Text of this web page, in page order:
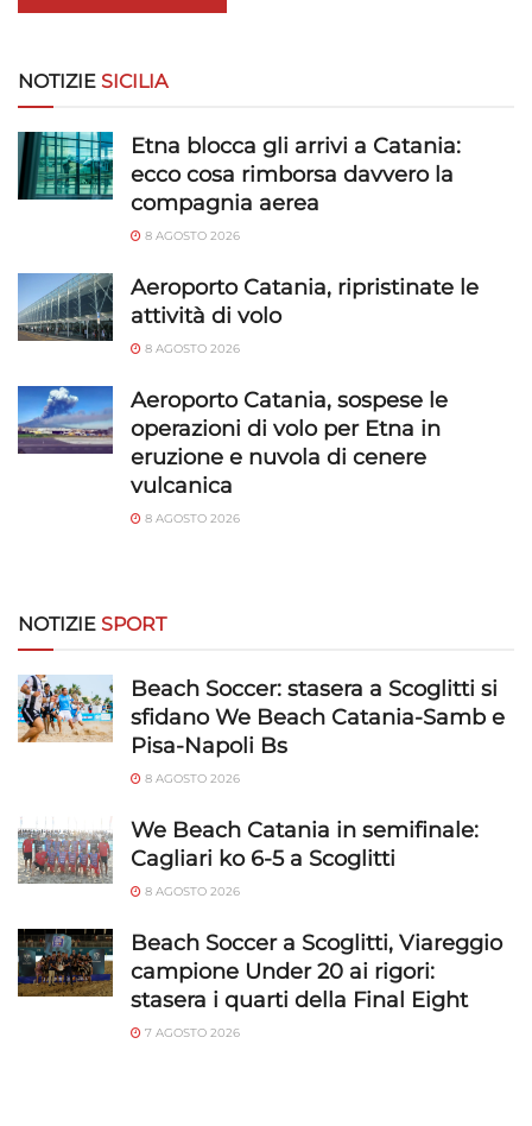
Funzionalità
Abbinare e combinare dati provenienti da altre
fonti di dati, Collegare diversi dispositivi,
Identificare i dispositivi in base alle informazioni
trasmesse automaticamente.
Utilizzare dati di geolocalizzazione precisi,
Riconoscere i dispositivi in base a informazioni
richieste attivamente.
Garantire la sicurezza, prevenire e
rilevare frodi, correggere errori, Erogare
e presentare pubblicità e contenuto,
Salvare e comunicare le scelte sulla
Sempre attivo
NOTIZIE SICILIA
Etna blocca gli arrivi a Catania:
ecco cosa rimborsa davvero la
compagnia aerea
8 AGOSTO 2026
Aeroporto Catania, ripristinate le
attività di volo
8 AGOSTO 2026
Aeroporto Catania, sospese le
operazioni di volo per Etna in
eruzione e nuvola di cenere
vulcanica
8 AGOSTO 2026
NOTIZIE SPORT
Beach Soccer: stasera a Scoglitti si
sfidano We Beach Catania-Samb e
Pisa-Napoli Bs
8 AGOSTO 2026
We Beach Catania in semifinale:
Cagliari ko 6-5 a Scoglitti
8 AGOSTO 2026
Beach Soccer a Scoglitti, Viareggio
campione Under 20 ai rigori:
stasera i quarti della Final Eight
7 AGOSTO 2026